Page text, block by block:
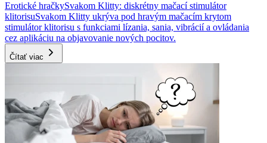
Erotické hračkySvakom Klitty: diskrétny mačací stimulátor
klitorisuSvakom Klitty ukrýva pod hravým mačacím krytom
stimulátor klitorisu s funkciami lízania, sania, vibrácií a ovládania
cez aplikáciu na objavovanie nových pocitov.
Čítať viac